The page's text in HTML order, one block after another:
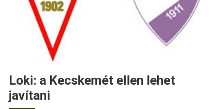
Loki: a Kecskemét ellen lehet
javítani